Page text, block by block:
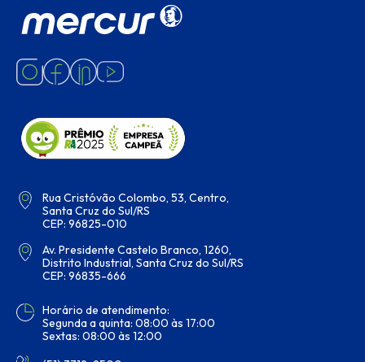
Rua Cristóvão Colombo, 53, Centro,
Santa Cruz do Sul/RS
CEP: 96825-010
Av. Presidente Castelo Branco, 1260,
Distrito Industrial, Santa Cruz do Sul/RS
CEP: 96835-666
Horário de atendimento:
Segunda a quinta: 08:00 às 17:00
Sextas: 08:00 às 12:00